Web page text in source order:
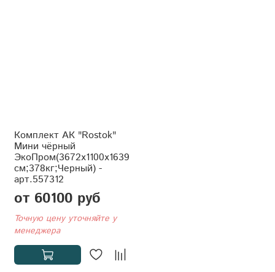
Комплект АК "Rostok"
Мини чёрный
ЭкоПром(3672x1100x1639
см;378кг;Черный) -
арт.557312
от 60100 руб
Точную цену уточняйте у
менеджера